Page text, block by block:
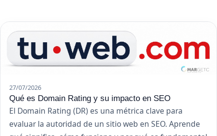
27/07/2026
Qué es Domain Rating y su impacto en SEO
El Domain Rating (DR) es una métrica clave para
evaluar la autoridad de un sitio web en SEO. Aprende